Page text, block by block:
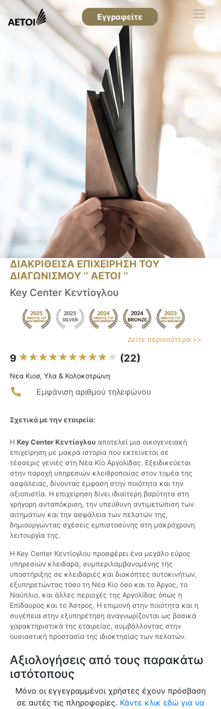
Εγγραφείτε
ΔΙΑΚΡΙΘΕΙΣΑ ΕΠΙΧΕΙΡΗΣΗ ΤΟΥ
ΔΙΑΓΩΝΙΣΜΟΥ ‘’ ΑΕΤΟΙ ‘’
Key Center Κεντίογλου
Δείτε περισσότερα >>
9 (22)
Νεα Κιοσ, Υλα & Κολοκοτρώνη
Εμφάνιση αριθμού τηλεφώνου
Σχετικά με την εταιρεία:
Η Key Center Κεντίογλου αποτελεί μια οικογενειακή
επιχείρηση με μακρά ιστορία που εκτείνεται σε
τέσσερις γενιές στη Νέα Κίο Αργολίδας. Εξειδικεύεται
στην παροχή υπηρεσιών κλειθροποιίας στον τομέα της
ασφάλειας, δίνοντας έμφαση στην ποιότητα και την
αξιοπιστία. Η επιχείρηση δίνει ιδιαίτερη βαρύτητα στη
γρήγορη ανταπόκριση, την υπεύθυνη αντιμετώπιση των
αιτημάτων και την ασφάλεια των πελατών της,
δημιουργώντας σχέσεις εμπιστοσύνης στη μακρόχρονη
λειτουργία της.
Η Key Center Κεντίογλου προσφέρει ένα μεγάλο εύρος
υπηρεσιών κλειδαρά, συμπεριλαμβανομένης της
υποστήριξης σε κλειδαριές και διακόπτες αυτοκινήτων,
εξυπηρετώντας τόσο τη Νέα Κίο όσο και το Άργος, το
Ναύπλιο, και άλλες περιοχές της Αργολίδας όπως η
Επίδαυρος και το Άστρος. Η επιμονή στην ποιότητα και η
συνέπεια στην εξυπηρέτηση αναγνωρίζονται ως βασικά
χαρακτηριστικά της εταιρείας, συμβάλλοντας στην
ουσιαστική προστασία της ιδιοκτησίας των πελατών.
Αξιολογήσεις από τους παρακάτω
ιστότοπους
Μόνο οι εγγεγραμμένοι χρήστες έχουν πρόσβαση
σε αυτές τις πληροφορίες. Κάντε κλικ εδώ για να